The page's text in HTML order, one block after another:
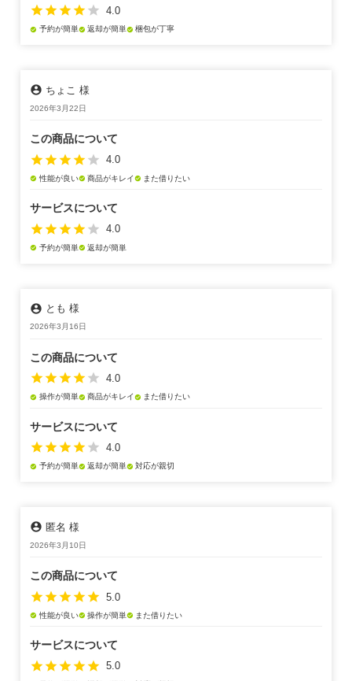
star star star star star 4.0
check_circle 予約が簡単check_circle 返却が簡単check_circle 梱包が丁寧
account_circle ちょこ 様
2026年3月22日
この商品について
star star star star star 4.0
check_circle 性能が良いcheck_circle 商品がキレイ check_circle また借りたい
サービスについて
star star star star star 4.0
check_circle 予約が簡単check_circle 返却が簡単
account_circle とも 様
2026年3月16日
この商品について
star star star star star 4.0
check_circle 操作が簡単check_circle 商品がキレイ check_circle また借りたい
サービスについて
star star star star star 4.0
check_circle 予約が簡単check_circle 返却が簡単check_circle 対応が親切
account_circle 匿名 様
2026年3月10日
この商品について
star star star star star 5.0
check_circle 性能が良いcheck_circle 操作が簡単check_circle また借りたい
サービスについて
star star star star star 5.0